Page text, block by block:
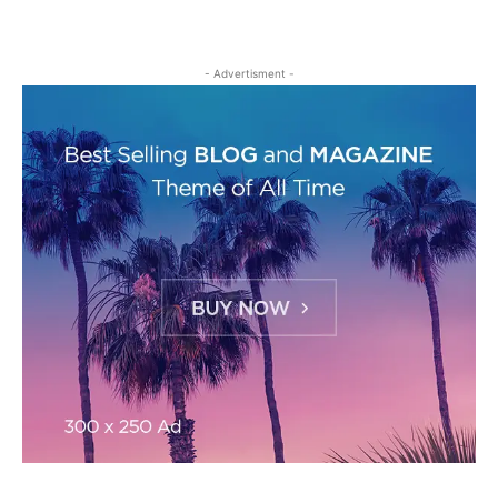
- Advertisment -